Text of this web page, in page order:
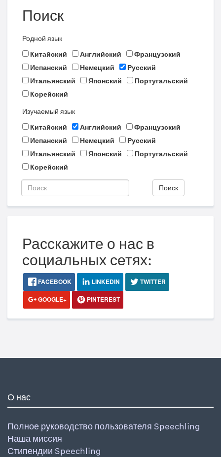
Поиск
Родной язык
Китайский
Английский
Французский
Испанский
Немецкий
Русский
Итальянский
Японский
Португальский
Корейский
Изучаемый язык
Китайский
Английский
Французский
Испанский
Немецкий
Русский
Итальянский
Японский
Португальский
Корейский
Поиск
Расскажите о нас в
социальных сетях:
FACEBOOK LINKEDIN
TWITTER
GOOGLE+
PINTEREST
О нас
Полное руководство пользователя Speechling
Наша миссия
Стипендии Speechling